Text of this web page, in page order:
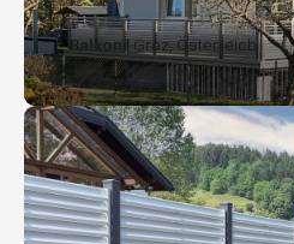
Balkon| Graz, Österreich